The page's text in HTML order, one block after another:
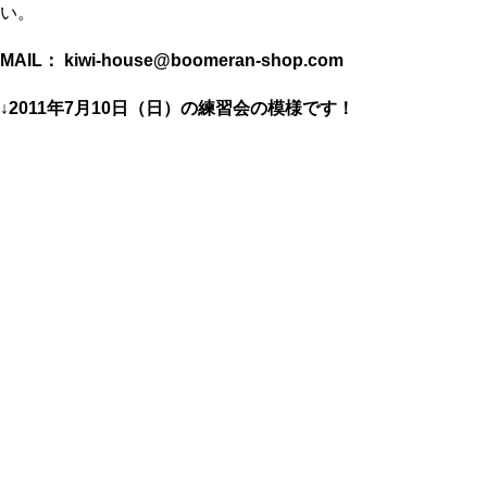
い。
MAIL： kiwi-house@boomeran-shop.com
↓2011年7月10日（日）の練習会の模様です！